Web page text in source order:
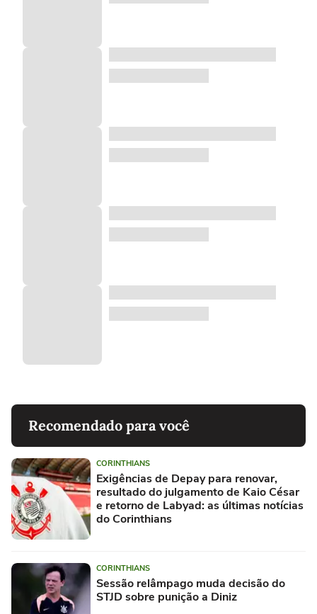
Recomendado para você
CORINTHIANS
Exigências de Depay para renovar,
resultado do julgamento de Kaio César
e retorno de Labyad: as últimas notícias
do Corinthians
CORINTHIANS
Sessão relâmpago muda decisão do
STJD sobre punição a Diniz